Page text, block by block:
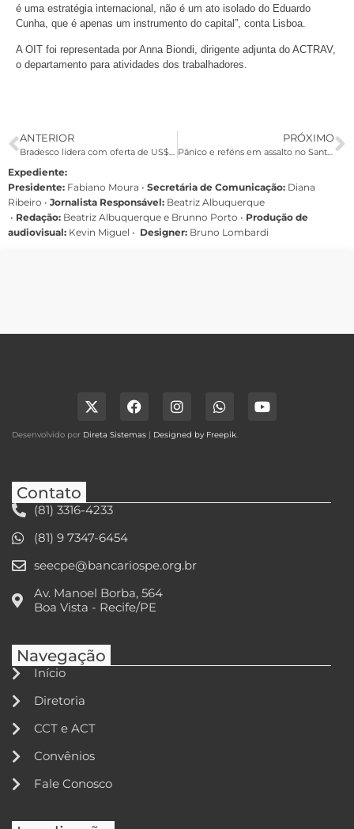
é uma estratégia internacional, não é um ato isolado do Eduardo
Cunha, que é apenas um instrumento do capital”, conta Lisboa.
A OIT foi representada por Anna Biondi, dirigente adjunta do ACTRAV,
o departamento para atividades dos trabalhadores.
ANTERIOR
Bradesco lidera com oferta de US$ 3,4 bi pelo HSBC, segundo imprensa
PRÓXIMO
Pânico e reféns em assalto no Santander de Casa Amarela
Expediente:
Presidente: Fabiano Moura • Secretária de Comunicação: Diana
Ribeiro • Jornalista Responsável: Beatriz Albuquerque
• Redação: Beatriz Albuquerque e Brunno Porto • Produção de
audiovisual: Kevin Miguel • Designer: Bruno Lombardi
Desenvolvido por Direta Sistemas | Designed by Freepik.
Contato
(81) 3316-4233
(81) 9 7347-6454
seecpe@bancariospe.org.br
Av. Manoel Borba, 564
Boa Vista - Recife/PE
Navegação
Início
Diretoria
CCT e ACT
Convênios
Fale Conosco